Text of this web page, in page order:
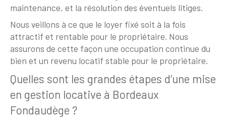
maintenance, et la résolution des éventuels litiges.
Nous veillons à ce que le loyer fixé soit à la fois
attractif et rentable pour le propriétaire. Nous
assurons de cette façon une occupation continue du
bien et un revenu locatif stable pour le propriétaire.
Quelles sont les grandes étapes d’une mise
en gestion locative à Bordeaux
Fondaudège ?